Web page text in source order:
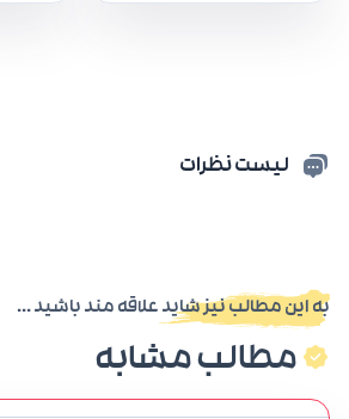
لیست نظرات
به این مطالب نیز شاید علاقه مند باشید ...
مطالب مشابه